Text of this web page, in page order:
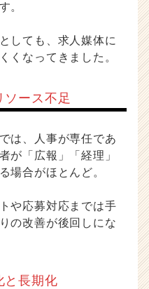
。
しても、求人媒体に
くなってきました。
ース不足
は、人事が専任であ
が「広報」「経理」
場合がほとんど。
や応募対応までは手
の改善が後回しにな
と長期化